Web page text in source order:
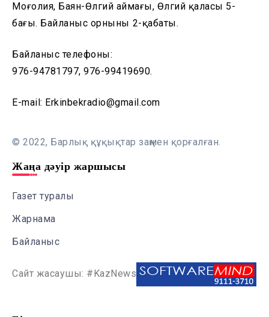
Моңғолия, Баян-Өлгий аймағы, Өлгий қаласы 5-
бағы. Байланыс орнының 2-қабаты.
Байланыс телефоны:
976-94781797, 976-99419690.
E-mail: Erkinbekradio@gmail.com
© 2022, Барлық құқықтар заңмен қорғалған.
Жаңа дәуір жаршысы
Газет туралы
Жарнама
Байланыс
Сайт жасаушы: #KazNews